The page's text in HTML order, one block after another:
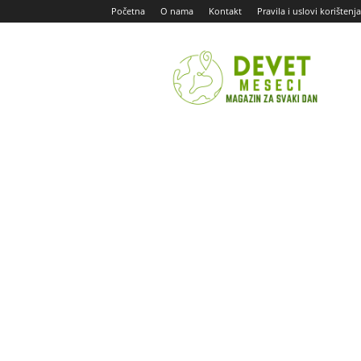
Početna O nama Kontakt Pravila i uslovi korištenja
Devet
Meseci